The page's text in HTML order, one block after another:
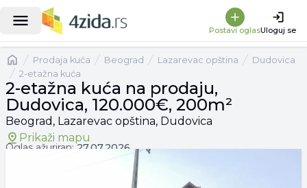
Postavi oglasUloguj se
| 2-etažna kuća na prodaju, Dudovica, 120.000€, 200m²
Naslovnaprodaja kuća Beograd Lazarevac opština
Dudovica
2-etažna kuća
2-etažna kuća na prodaju,
Dudovica, 120.000€, 200m²
Beograd, Lazarevac opština, Dudovica
Prikaži mapu
Oglas ažuriran: 27.07.2026.